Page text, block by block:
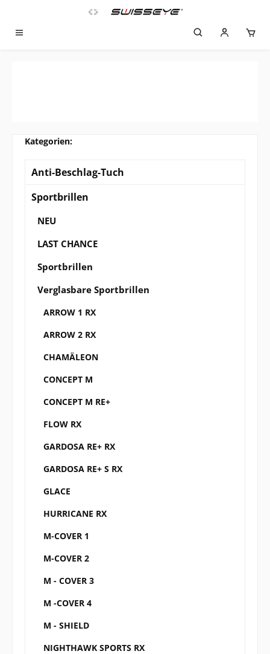
Zum Hauptinhalt springen
Anti-Beschlag-Tuch
Sportbrillen
NEU
LAST CHANCE
Sportbrillen
Verglasbare Sportbrillen
ARROW 1 RX
ARROW 2 RX
CHAMÄLEON
CONCEPT M
CONCEPT M RE+
FLOW RX
GARDOSA RE+ RX
GARDOSA RE+ S RX
GLACE
HURRICANE RX
M-COVER 1
M-COVER 2
M - COVER 3
M -COVER 4
M - SHIELD
NIGHTHAWK SPORTS RX